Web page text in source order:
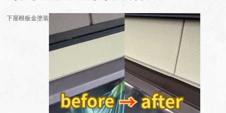
下屋根板金塗装